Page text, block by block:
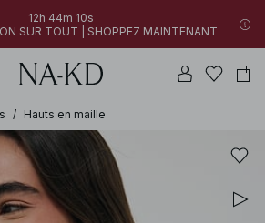
12h 44m 10s
SUR TOUT | SHOPPEZ MAINTENANT
/ Hauts en maille